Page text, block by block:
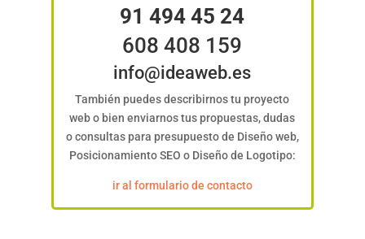
91 494 45 24
608 408 159
info@ideaweb.es
También puedes describirnos tu proyecto
web o bien enviarnos tus propuestas, dudas
o consultas para presupuesto de Diseño web,
Posicionamiento SEO o Diseño de Logotipo:
ir al formulario de contacto